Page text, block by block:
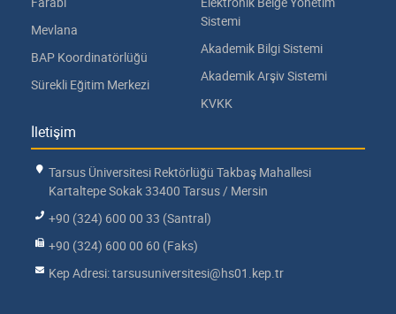
Mevlana
BAP Koordinatörlüğü
Sürekli Eğitim Merkezi
Sistemi
Akademik Bilgi Sistemi
Akademik Arşiv Sistemi
KVKK
İletişim
Tarsus Üniversitesi Rektörlüğü Takbaş Mahallesi
Kartaltepe Sokak 33400 Tarsus / Mersin
+90 (324) 600 00 33 (Santral)
+90 (324) 600 00 60 (Faks)
Kep Adresi: tarsusuniversitesi@hs01.kep.tr